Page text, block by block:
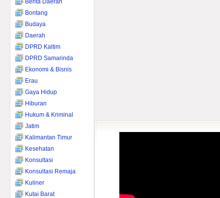
Berita Daerah
Bontang
Budaya
Daerah
DPRD Kaltim
DPRD Samarinda
Ekonomi & Bisnis
Erau
Gaya Hidup
Hiburan
Hukum & Kriminal
Jatim
Kalimantan Timur
Kesehatan
Konsultasi
Konsultasi Remaja
Kuliner
Kutai Barat